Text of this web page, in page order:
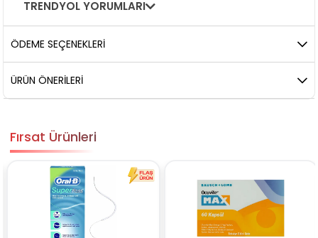
TRENDYOL YORUMLARI
ÖDEME SEÇENEKLERI
ÜRÜN ÖNERILERI
Fırsat Ürünleri